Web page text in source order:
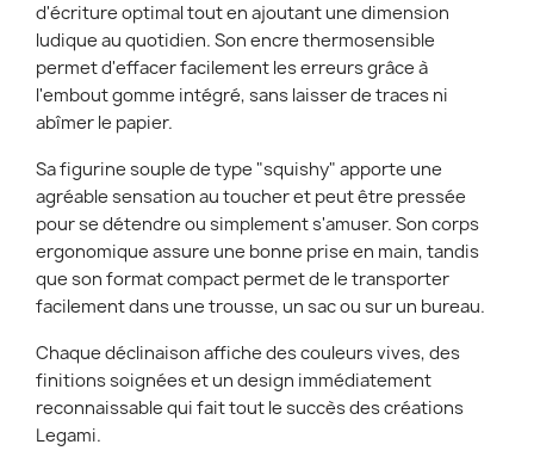
d'écriture optimal tout en ajoutant une dimension
ludique au quotidien. Son encre thermosensible
permet d'effacer facilement les erreurs grâce à
l'embout gomme intégré, sans laisser de traces ni
abîmer le papier.
Sa figurine souple de type "squishy" apporte une
agréable sensation au toucher et peut être pressée
pour se détendre ou simplement s'amuser. Son corps
ergonomique assure une bonne prise en main, tandis
que son format compact permet de le transporter
facilement dans une trousse, un sac ou sur un bureau.
Chaque déclinaison affiche des couleurs vives, des
finitions soignées et un design immédiatement
reconnaissable qui fait tout le succès des créations
Legami.